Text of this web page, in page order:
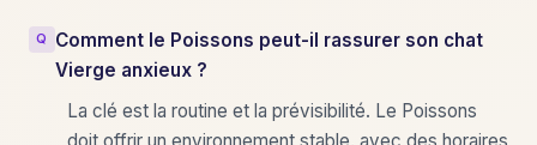
Comment le Poissons peut-il rassurer son chat
Vierge anxieux ?
La clé est la routine et la prévisibilité. Le Poissons